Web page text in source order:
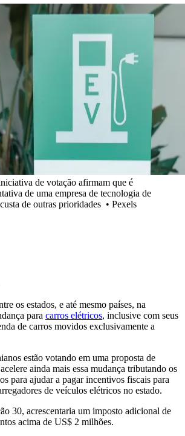
de votação afirmam que é
de uma empresa de tecnologia de
de outras prioridades • Pexels
os estados, e até mesmo países, na
para carros elétricos, inclusive com seus
de carros movidos exclusivamente a
estão votando em uma proposta de
ainda mais essa mudança tributando os
para ajudar a pagar incentivos fiscais para
de veículos elétricos no estado.
30, acrescentaria um imposto adicional de
acima de US$ 2 milhões.